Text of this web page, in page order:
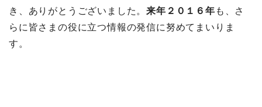
き、ありがとうございました。来年２０１６年 も、さ
らに皆さまの役に立つ情報の発信に努めてまいりま
す。